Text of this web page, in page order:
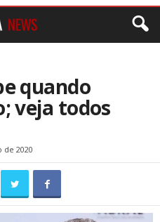
quando
veja todos
de 2020